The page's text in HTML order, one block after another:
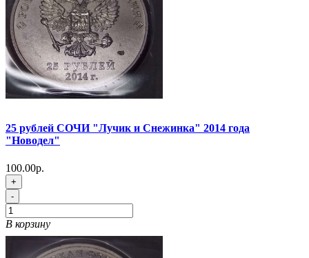
25 рублей СОЧИ "Лучик и Снежинка" 2014 года
"Новодел"
100.00р.
+
-
В корзину